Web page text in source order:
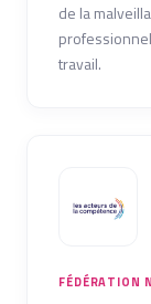
de la
travail.
FÉDÉRATION